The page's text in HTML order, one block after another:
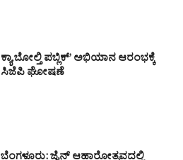
ಕ್ಯಾ ಬೋಲ್ತಿ ಪಬ್ಲಿಕ್’ ಅಭಿಯಾನ ಆರಂಭಕ್ಕೆ
ಸಿಜೆಪಿ ಘೋಷಣೆ